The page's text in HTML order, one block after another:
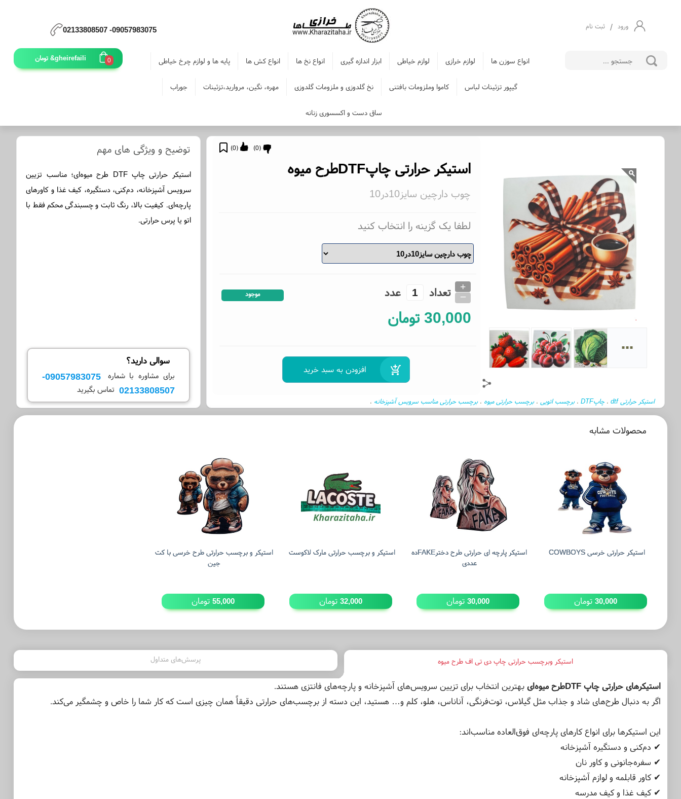
ورود / ثبت نام 09057983075- 02133808507
انواع سوزن ها لوازم خرازی لوازم خیاطی ابزار اندازه گیری انواع نخ ها انواع کش ها پایه ها و لوازم چرخ خیاطی
گیپور تزئینات لباس کاموا وملزومات بافتنی نخ گلدوزی و ملزومات گلدوزی مهره، نگین، مروارید،تزئینات جوراب
ساق دست و اکسسوری زنانه
0
gheirefaili& تومان
...
(
0
) (
0
)
استیکر حرارتی چاپDTFطرح میوه
چوب دارچین سایز10در10
لطفا یک گزینه را انتخاب کنید
تعداد +
_ عدد موجود
30,000 تومان
استیکر حرارتی dtf ،چاپDTF ،برچسب اتویی ،برچسب حرارتی میوه ،برچسب حرارتی مناسب سرویس آشپزخانه ،
توضیح و ویژگی های مهم
استیکر حرارتی چاپ DTF طرح میوه‌ای؛ مناسب تزیین
سرویس آشپزخانه، دم‌کنی، دستگیره، کیف غذا و کاورهای
پارچه‌ای. کیفیت بالا، رنگ ثابت و چسبندگی محکم فقط با
اتو یا پرس حرارتی.
سوالی دارید؟
برای مشاوره با شماره
09057983075-
02133808507 تماس بگیرید
محصولات مشابه
استیکر حرارتی خرسی COWBOYS
30,000 تومان
استیکر پارچه ای حرارتی طرح دخترFAKEده
عددی
30,000تومان
استیکر و برچسب حرارتی مارک لاکوست
32,000 تومان
استیکر و برچسب حرارتی طرح خرسی با کت
جین
55,000تومان
استیکر وبرچسب حرارتی چاپ دی تی اف طرح میوه پرسش‌های متداول
استیکرهای حرارتی چاپ DTF طرح میوه‌ایبهترین انتخاب برای تزیین سرویس‌های آشپزخانه و پارچه‌های فانتزی هستند.
اگر به دنبال طرح‌های شاد و جذاب مثل گیلاس، توت‌فرنگی، آناناس، هلو، کلم و… هستید، این دسته از برچسب‌های حرارتی دقیقاً همان چیزی است که کار شما را خاص و چشمگیر می‌کند.
این استیکرها برای انواع کارهای پارچه‌ای فوق‌العاده مناسب‌اند:
✔ دم‌کنی و دستگیره آشپزخانه
✔ سفره‌جانونی و کاور نان
✔ کاور قابلمه و لوازم آشپزخانه
✔ کیف غذا و کیف مدرسه